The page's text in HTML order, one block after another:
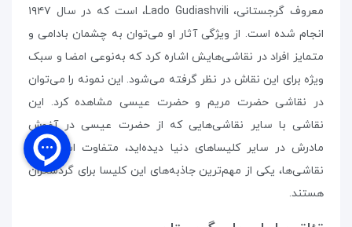
معروف گرجستانی، Lado Gudiashvili، است که در سال ۱۹۴۷
انجام شده است. از ویژگی آثار او می‌توان به چشمان بادامی و
متمایز افراد در نقاشی‌هایش اشاره کرد که به‌نوعی امضا و سبک
ویژه برای این نقاش در نظر گرفته می‌شود. این نمونه را می‌توان
در نقاشی حضرت مریم و حضرت عیسی مشاهده کرد. این
نقاشی با سایر نقاشی‌هایی که از حضرت عیسی در آغوش
مادرش در سایر کلیساهای دنیا دیده‌اید، متفاوت است. این
نقاشی‌ها، یکی از مهم‌ترین جاذبه‌های این کلیسا برای گردشگران
هستند.